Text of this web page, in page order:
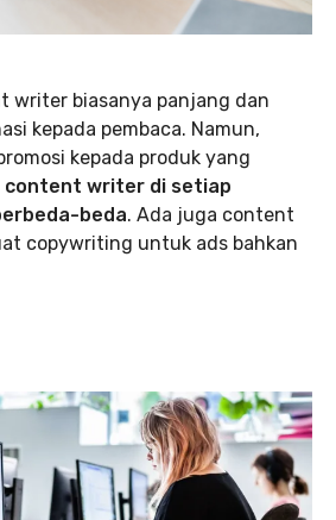
writer biasanya panjang dan
kepada pembaca. Namun,
kepada produk yang
content writer di setiap
beda. Ada juga content
copywriting untuk ads bahkan